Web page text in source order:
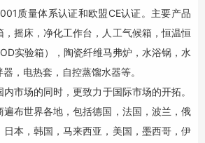
质量体系认证和欧盟CE认证。主要产品
摇床，净化工作台，人工气候箱，恒温恒
实验箱），陶瓷纤维马弗炉，水浴锅，水
，电热套，自控蒸馏水器等。
场的同时，更致力于国际市场的开拓。
遍布世界各地，包括德国，法国，波兰，俄
日本，韩国，马来西亚，美国，墨西哥，伊